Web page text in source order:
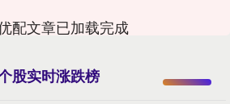
配文章已加载完成
股实时涨跌榜